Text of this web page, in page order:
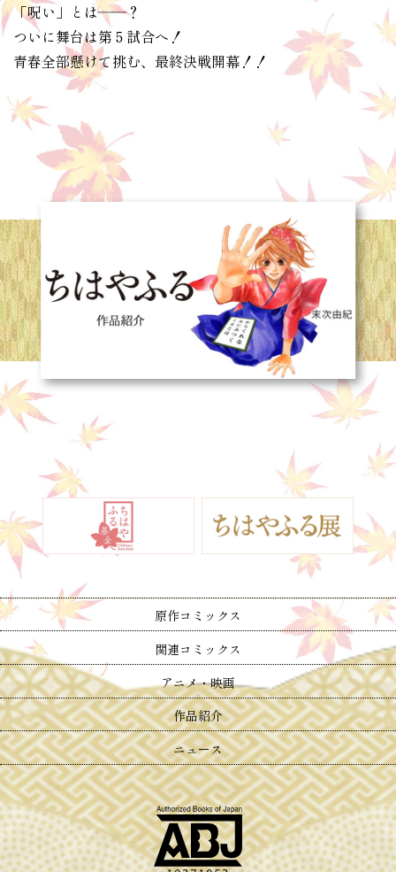
「呪い」とは――？
ついに舞台は第５試合へ！
青春全部懸けて挑む、最終決戦開幕！！
原作コミックス
関連コミックス
アニメ・映画
作品紹介
ニュース